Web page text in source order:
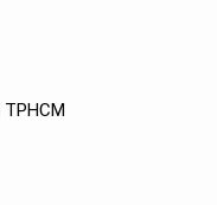
TPHCM